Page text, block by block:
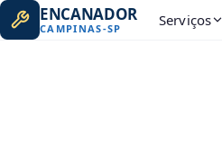
ENCANADOR
CAMPINAS-SP Serviços